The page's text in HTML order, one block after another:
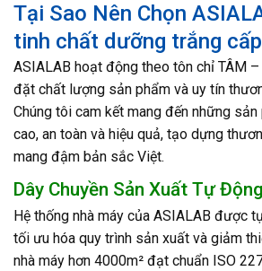
Tại Sao Nên Chọn
tinh chất dưỡng trắng
ASIALAB hoạt động theo tôn chỉ TÂM
đặt chất lượng sản phẩm và uy tín
Chúng tôi cam kết mang đến những
cao, an toàn và hiệu quả, tạo dựng
mang đậm bản sắc Việt.
Dây Chuyền Sản Xuất Tự
Hệ thống nhà máy của ASIALAB được
tối ưu hóa quy trình sản xuất và giảm
nhà máy hơn 4000m² đạt chuẩn ISO